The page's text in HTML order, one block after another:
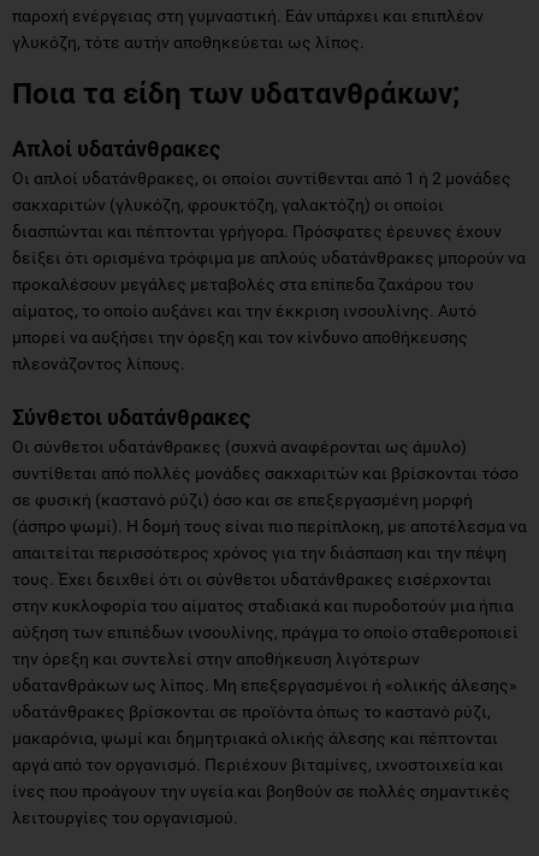
παροχή ενέργειας στη γυμναστική. Εάν υπάρχει και επιπλέον
γλυκόζη, τότε αυτήν αποθηκεύεται ως λίπος.
Ποια τα είδη των υδατανθράκων;
Απλοί υδατάνθρακες
Οι απλοί υδατάνθρακες, οι οποίοι συντίθενται από 1 ή 2 μονάδες
σακχαριτών (γλυκόζη, φρουκτόζη, γαλακτόζη) οι οποίοι
διασπώνται και πέπτονται γρήγορα. Πρόσφατες έρευνες έχουν
δείξει ότι ορισμένα τρόφιμα με απλούς υδατάνθρακες μπορούν να
προκαλέσουν μεγάλες μεταβολές στα επίπεδα ζαχάρου του
αίματος, το οποίο αυξάνει και την έκκριση ινσουλίνης. Αυτό
μπορεί να αυξήσει την όρεξη και τον κίνδυνο αποθήκευσης
πλεονάζοντος λίπους.
Σύνθετοι υδατάνθρακες
Οι σύνθετοι υδατάνθρακες (συχνά αναφέρονται ως άμυλο)
συντίθεται από πολλές μονάδες σακχαριτών και βρίσκονται τόσο
σε φυσική (καστανό ρύζι) όσο και σε επεξεργασμένη μορφή
(άσπρο ψωμί). Η δομή τους είναι πιο περίπλοκη, με αποτέλεσμα να
απαιτείται περισσότερος χρόνος για την διάσπαση και την πέψη
τους. Έχει δειχθεί ότι οι σύνθετοι υδατάνθρακες εισέρχονται
στην κυκλοφορία του αίματος σταδιακά και πυροδοτούν μια ήπια
αύξηση των επιπέδων ινσουλίνης, πράγμα το οποίο σταθεροποιεί
την όρεξη και συντελεί στην αποθήκευση λιγότερων
υδατανθράκων ως λίπος. Μη επεξεργασμένοι ή «ολικής άλεσης»
υδατάνθρακες βρίσκονται σε προϊόντα όπως το καστανό ρύζι,
μακαρόνια, ψωμί και δημητριακά ολικής άλεσης και πέπτονται
αργά από τον οργανισμό. Περιέχουν βιταμίνες, ιχνοστοιχεία και
ίνες που προάγουν την υγεία και βοηθούν σε πολλές σημαντικές
λειτουργίες του οργανισμού.